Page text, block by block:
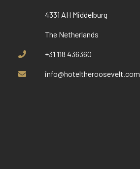
4331 AH Middelburg
The Netherlands
+31 118 436360
info@hoteltheroosevelt.com